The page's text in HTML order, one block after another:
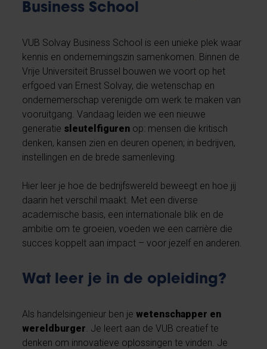
Business School
VUB Solvay Business School is een unieke plek waar
kennis en ondernemingszin samenkomen. Binnen de
Vrije Universiteit Brussel bouwen we voort op het
erfgoed van Ernest Solvay, die wetenschap en
ondernemerschap verenigde om werk te maken van
vooruitgang. Vandaag leiden we een nieuwe
generatie sleutelfiguren op: mensen die kritisch
denken, kansen zien en deuren openen; in bedrijven,
instellingen en de brede samenleving.
Hier leer je hoe de bedrijfswereld beweegt en hoe jij
daarin het verschil maakt. Met een diverse
academische basis, een internationale blik en de
ambitie om te groeien, voeden we een carrière die
succes koppelt aan impact – voor jezelf en anderen.
Wat leer je in de opleiding?
Als handelsingenieur ben jewetenschapper en
wereldburger. Je leert aan de VUB creatief te
denken om innovatieve oplossingen te vinden. Je